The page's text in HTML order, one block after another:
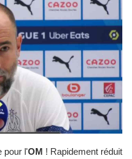
pour l'OM ! Rapidement réduit